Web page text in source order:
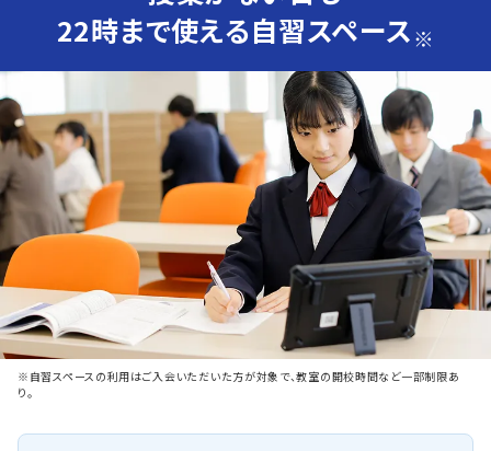
22時まで使える自習スペース※
※自習スペースの利用はご入会いただいた方が対象で、教室の開校時間など一部制限あ
り。